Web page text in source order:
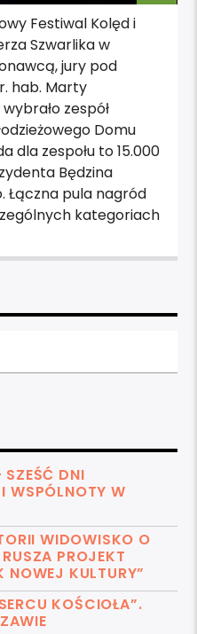
Festiwal Kolęd i
Szwarlika w
jury pod
hab. Marty
zespół
Domu
dla zespołu to 15.000
Będzina
Łączna pula nagród
kategoriach
DNI
WSPÓLNOTY W
WIDOWISKO O
PROJEKT
NOWEJ KULTURY”
KOŚCIOŁA”.